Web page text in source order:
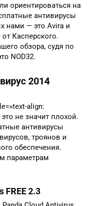
ориентироваться на
антивирусы
нами — это Avira и
Касперского.
обзора, судя по
NOD32.
2014
align:
не значит плохой.
антивирусы
троянов и
обеспечения.
параметрам
FREE 2.3